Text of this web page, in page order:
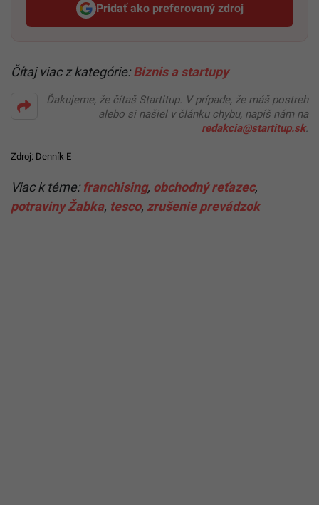
Pridať ako preferovaný zdroj
Startitup, odkaz sa otvorí v
Čítaj viac z kategórie:Biznis a startupy
Ďakujeme, že čítaš Startitup. V prípade, že máš postreh
alebo si našiel v článku chybu, napíš nám na
redakcia@startitup.sk.
Zdroj: Denník E
Viac k téme: franchising, obchodný reťazec,
potraviny Žabka, tesco, zrušenie prevádzok